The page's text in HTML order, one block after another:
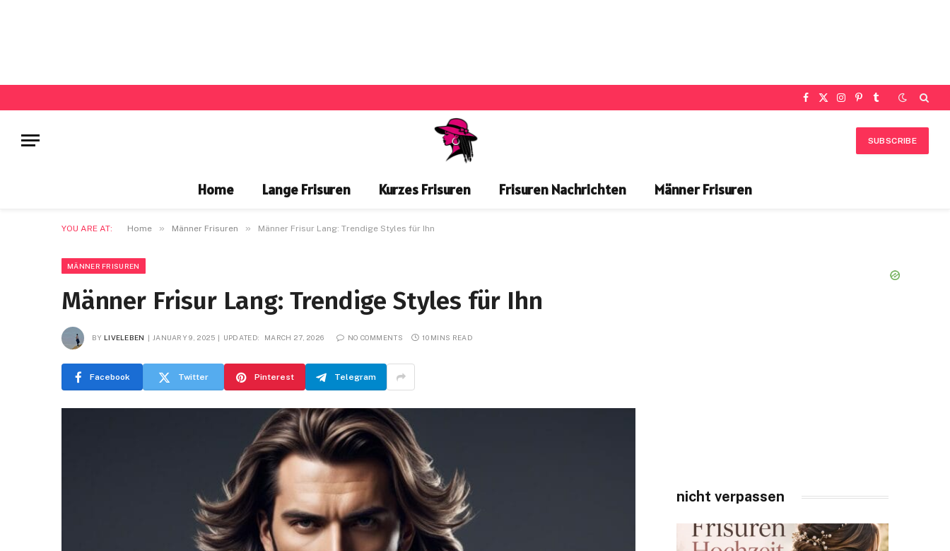
Facebook
X
Instagram
Pinterest
Tumblr
SUBSCRIBE
Home Lange Frisuren Kurzes Frisuren Frisuren Nachrichten Männer Frisuren
YOU ARE AT: Home » Männer Frisuren » Männer Frisur Lang: Trendige Styles für Ihn
MÄNNER FRISUREN
Männer Frisur Lang: Trendige Styles für Ihn
BY LIVELEBEN JANUARY 9, 2025 UPDATED: MARCH 27, 2026 NO COMMENTS 10 MINS READ
Facebook Twitter Pinterest Telegram
nicht verpassen